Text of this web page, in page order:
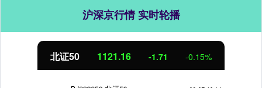
沪深京行情 实时轮播
北证50 1121.14 -1.73 -0.15%